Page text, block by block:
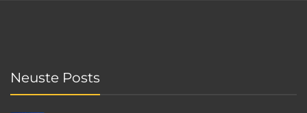
Neuste Posts